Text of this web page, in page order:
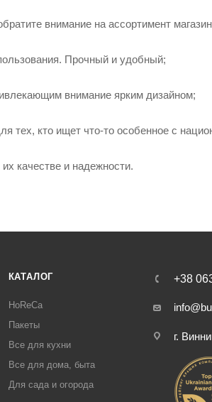
внимание на ассортимент
Прочный и удобный;
внимание ярким дизайном;
тех, кто ищет что-то особенное с
качестве и надежности.
КАТАЛОГ
HoReCa
Пакеты
Все для кухни
Все для дома, быта
Для сада и огорода
+38
г.